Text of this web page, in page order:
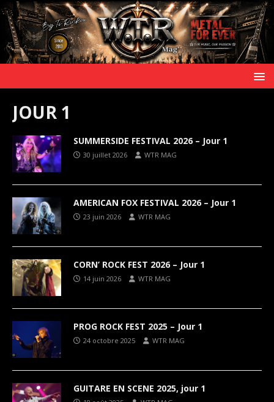
JOUR 1
SUMMERSIDE FESTIVAL 2026 – Jour 1
30 juillet 2026 WTR MAG
AMERICAN FOX FESTIVAL 2026 – Jour 1
23 juin 2026 WTR MAG
CORN’ ROCK FEST 2026 – Jour 1
14 juin 2026 WTR MAG
PROG ROCK FEST 2025 – Jour 1
24 octobre 2025 WTR MAG
GUITARE EN SCENE 2025, jour 1